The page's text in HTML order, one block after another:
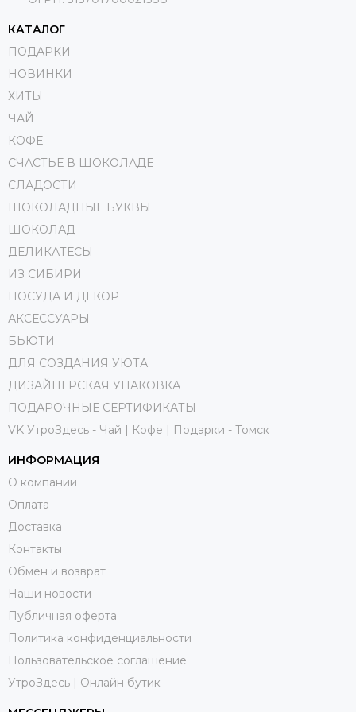
КАТАЛОГ
ПОДАРКИ
НОВИНКИ
ХИТЫ
ЧАЙ
КОФЕ
СЧАСТЬЕ В ШОКОЛАДЕ
СЛАДОСТИ
ШОКОЛАДНЫЕ БУКВЫ
ШОКОЛАД
ДЕЛИКАТЕСЫ
ИЗ СИБИРИ
ПОСУДА И ДЕКОР
АКСЕССУАРЫ
БЬЮТИ
ДЛЯ СОЗДАНИЯ УЮТА
ДИЗАЙНЕРСКАЯ УПАКОВКА
ПОДАРОЧНЫЕ СЕРТИФИКАТЫ
VK УтроЗдесь - Чай | Кофе | Подарки - Томск
ИНФОРМАЦИЯ
О компании
Оплата
Доставка
Контакты
Обмен и возврат
Наши новости
Публичная оферта
Политика конфиденциальности
Пользовательское соглашение
УтроЗдесь | Онлайн бутик